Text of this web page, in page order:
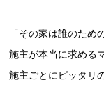
「その家は誰のため
施主が本当に求める
施主ごとにピッタリ